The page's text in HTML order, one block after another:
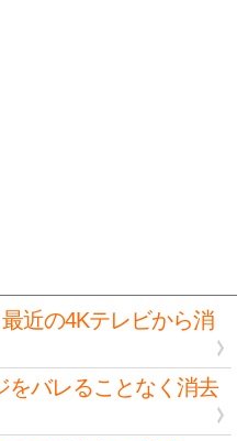
近の4Kテレビから消
をバレることなく消去